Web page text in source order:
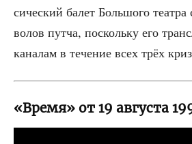
си­че­ский балет Боль­шо­го
во­лов пут­ча, посколь­ку его
ка­на­лам в тече­ние всех трёх
«Время» от 19 августа